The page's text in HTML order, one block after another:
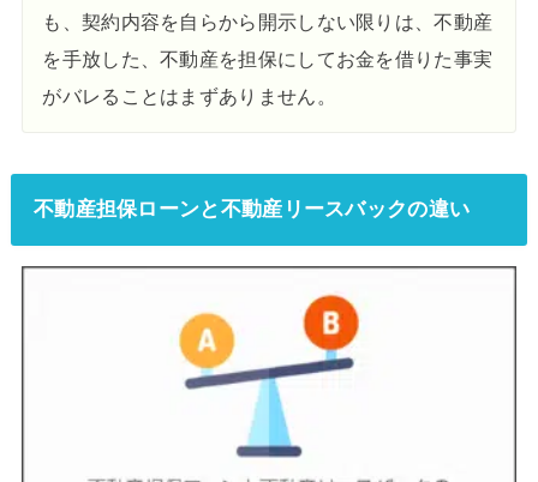
も、契約内容を自らから開示しない限りは、不動産
を手放した、不動産を担保にしてお金を借りた事実
がバレることはまずありません。
不動産担保ローンと不動産リースバックの違い